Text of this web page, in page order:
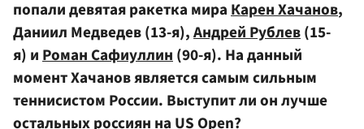
попали девятая ракетка мираКарен Хачанов,
Даниил Медведев (13-я),Андрей Рублев(15-
я) иРоман Сафиуллин(90-я). На данный
момент Хачанов является самым сильным
теннисистом России. Выступит ли он лучше
остальных россиян на US Open?